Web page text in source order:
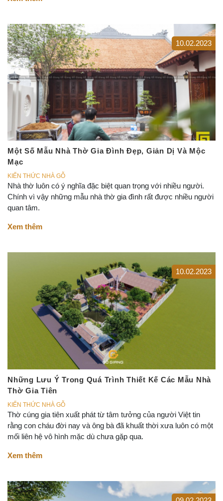
Một Số Mẫu Nhà Thờ Gia Đình Đẹp, Giản Dị Và Mộc
Mạc
KIẾN THỨC NHÀ GỖ
10.02.2023
Nhà thờ luôn có ý nghĩa đặc biệt quan trọng với nhiều người.
Chính vì vậy những mẫu nhà thờ gia đình rất được nhiều người
quan tâm.
Xem thêm
Những Lưu Ý Trong Quá Trình Thiết Kế Các Mẫu Nhà
Thờ Gia Tiên
KIẾN THỨC NHÀ GỖ
10.02.2023
Thờ cúng gia tiên xuất phát từ tâm tưởng của người Việt tin
rằng con cháu đời nay và ông bà đã khuất thời xưa luôn có một
mối liên hệ vô hình mặc dù chưa gặp qua.
Xem thêm